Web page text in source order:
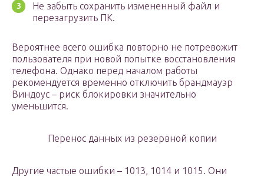
Не забыть сохранить измененный файл и
перезагрузить ПК.
Вероятнее всего ошибка повторно не потревожит
пользователя при новой попытке восстановления
телефона. Однако перед началом работы
рекомендуется временно отключить брандмауэр
Виндоус – риск блокировки значительно
уменьшится.
Перенос данных из резервной копии
Другие частые ошибки – 1013, 1014 и 1015. Они